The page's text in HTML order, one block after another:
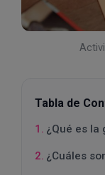
Tabla de
¿Qué es la
¿Cuáles